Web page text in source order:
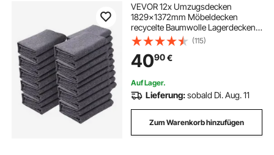
VEVOR 12x Umzugsdecken
1829x1372mm Möbeldecken
recycelte Baumwolle Lagerdecken
Umzug Packdecken Transport-
Decken Möbelpackdecken
Verpackungsdecken zum Schutz für
Möbel
(115)
4090€
Auf Lager.
Lieferung:sobald Di. Aug. 11
Zum Warenkorb hinzufügen